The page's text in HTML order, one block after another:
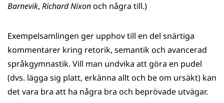
Barnevik, Richard Nixonoch några till.)
Exempelsamlingen ger upphov till en del snärtiga
kommentarer kring retorik, semantik och avancerad
språkgymnastik. Vill man undvika att göra en pudel
(dvs. lägga sig platt, erkänna allt och be om ursäkt) kan
det vara bra att ha några bra och beprövade utvägar.